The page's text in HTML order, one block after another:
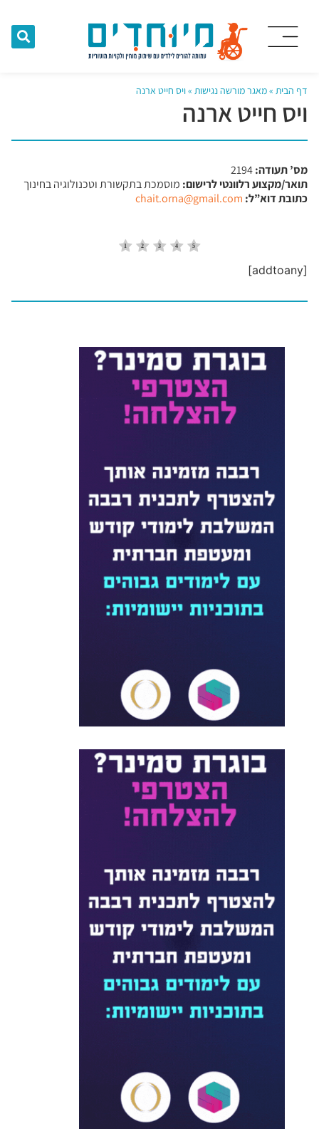
דף הבית »מאגר מורשה נגישות »ויס חייט ארנה
ויס חייט ארנה
מס’ תעודה:
תואר/מקצוע רלוונטי לרישום: מוסמכת בתקשורת וטכנולוגיה בחינוך
כתובת דוא”ל: chait.orna@gmail.com
[addtoany]